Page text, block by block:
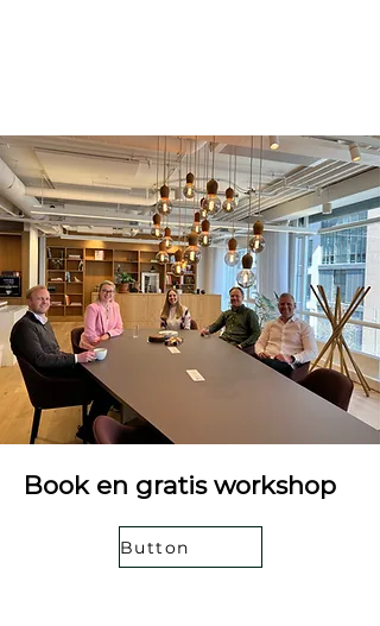
Book en gratis workshop
Button